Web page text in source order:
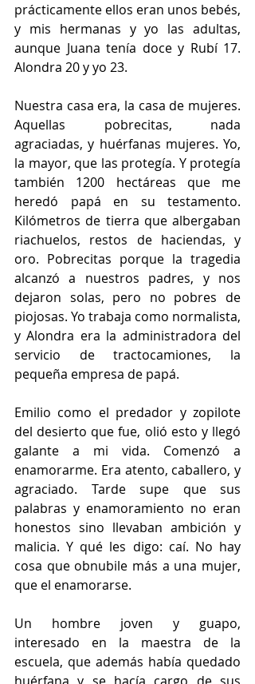
prácticamente ellos eran unos bebés,
y mis hermanas y yo las adultas,
aunque Juana tenía doce y Rubí 17.
Alondra 20 y yo 23.
Nuestra casa era, la casa de mujeres.
Aquellas pobrecitas, nada
agraciadas, y huérfanas mujeres. Yo,
la mayor, que las protegía. Y protegía
también 1200 hectáreas que me
heredó papá en su testamento.
Kilómetros de tierra que albergaban
riachuelos, restos de haciendas, y
oro. Pobrecitas porque la tragedia
alcanzó a nuestros padres, y nos
dejaron solas, pero no pobres de
piojosas. Yo trabaja como normalista,
y Alondra era la administradora del
servicio de tractocamiones, la
pequeña empresa de papá.
Emilio como el predador y zopilote
del desierto que fue, olió esto y llegó
galante a mi vida. Comenzó a
enamorarme. Era atento, caballero, y
agraciado. Tarde supe que sus
palabras y enamoramiento no eran
honestos sino llevaban ambición y
malicia. Y qué les digo: caí. No hay
cosa que obnubile más a una mujer,
que el enamorarse.
Un hombre joven y guapo,
interesado en la maestra de la
escuela, que además había quedado